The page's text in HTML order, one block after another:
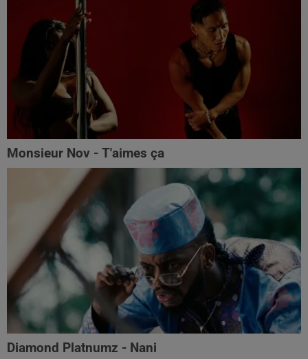
Monsieur Nov - T'aimes ça
Diamond Platnumz - Nani